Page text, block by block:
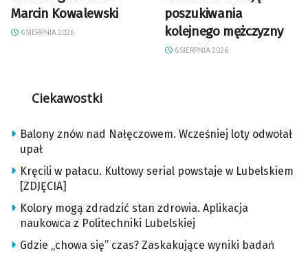
Marcin Kowalewski
6 SIERPNIA 2026
poszukiwania
kolejnego mężczyzny
6 SIERPNIA 2026
Ciekawostki
Balony znów nad Nałęczowem. Wcześniej loty odwołał
upał
Kręcili w pałacu. Kultowy serial powstaje w Lubelskiem
[ZDJĘCIA]
Kolory mogą zdradzić stan zdrowia. Aplikacja
naukowca z Politechniki Lubelskiej
Gdzie „chowa się” czas? Zaskakujące wyniki badań